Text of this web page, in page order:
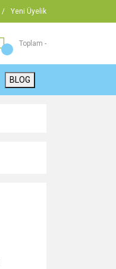
/ Yeni Üyelik
Toplam -
BLOG